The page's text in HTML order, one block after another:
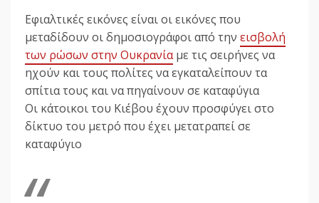
Εφιαλτικές εικόνες είναι οι εικόνες που
μεταδίδουν οι δημοσιογράφοι από την εισβολή
των ρώσων στην Ουκρανίαμε τις σειρήνες να
ηχούν και τους πολίτες να εγκαταλείπουν τα
σπίτια τους και να πηγαίνουν σε καταφύγια
Οι κάτοικοι του Κιέβου έχουν προσφύγει στο
δίκτυο του μετρό που έχει μετατραπεί σε
καταφύγιο